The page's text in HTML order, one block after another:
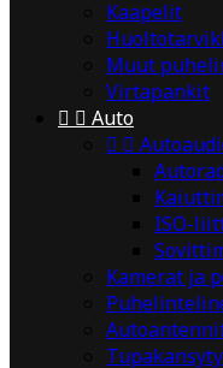
Kaapelit
Muut
Virtapankit
  Auto
 
ISO-
Kamerat ja